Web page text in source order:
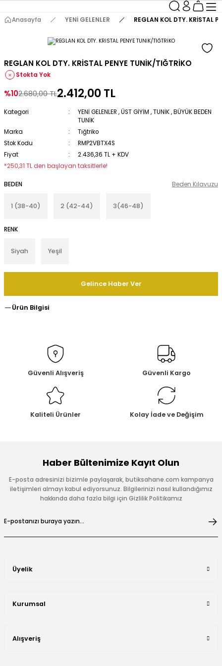
Anasayfa YENİ GELENLER REGLAN KOL DTY. KRİSTAL
REGLAN KOL DTY. KRİSTAL PENYE TUNİK/TIĞTRİKO
Stokta Yok
%102.680,00 TL2.412,00 TL
Kategori YENİ GELENLER ,ÜST GİYİM ,TUNİK ,BÜYÜK BEDEN
TUNİK
Marka
Tığtriko
Stok Kodu
RMP2VBTX4S
Fiyat
2.436,36 TL + KDV
*250,31 TL den başlayan taksitlerle!
BEDEN
1 (38-40) 2 (42-44) 3(46-48)
RENK
Siyah Yeşil
Beden Kılavuzu
Gelince Haber Ver
Ürün Bilgisi
Güvenli Alışveriş Güvenli Kargo
Kaliteli Ürünler Kolay İade ve Değişim
Haber Bültenimize Kayıt Olun
E-posta adresinizi bizimle paylaşarak, butiksahane.com kampanya
iletişimleri almayı kabul ediyorsunuz. Bilgilerinizi nasıl kullandığımız
hakkında daha fazla bilgi için Gizlilik Politikamız
Üyelik
Kurumsal
Alışveriş